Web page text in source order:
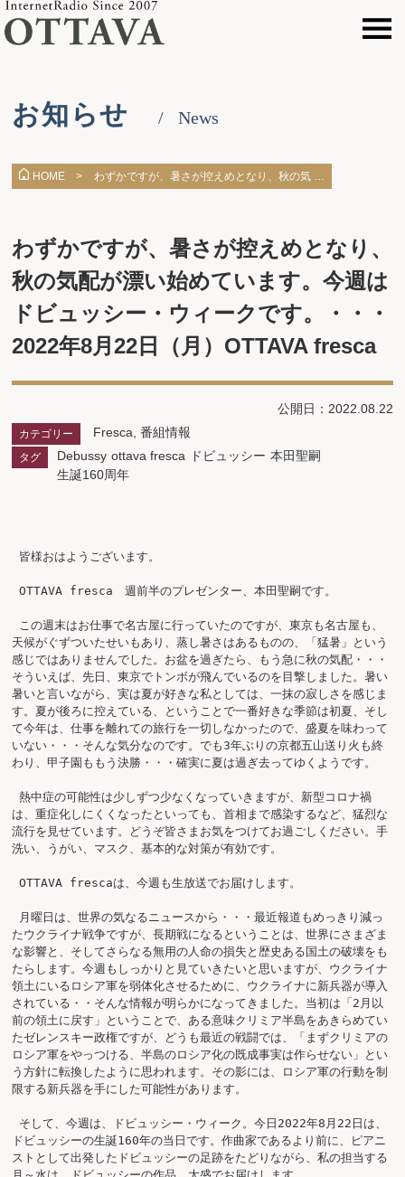
お知らせ News
HOME > わずかですが、暑さが控えめとなり、秋の気 …
わずかですが、暑さが控えめとなり、
秋の気配が漂い始めています。今週は
ドビュッシー・ウィークです。・・・
2022年8月22日（月）OTTAVA fresca
公開日：2022.08.22
カテゴリー Fresca ,番組情報
タグ Debussy ottava fresca ドビュッシー 本田聖嗣
生誕160周年
OTTAVA fresca　週前半のプレゼンター、本田聖嗣です。
天候がぐずついたせいもあり、蒸し暑さはあるものの、「猛暑」という
感じではありませんでした。お盆を過ぎたら、もう急に秋の気配・・・
そういえば、先日、東京でトンボが飛んでいるのを目撃しました。暑い
暑いと言いながら、実は夏が好きな私としては、一抹の寂しさを感じま
す。夏が後ろに控えている、ということで一番好きな季節は初夏、そし
て今年は、仕事を離れての旅行を一切しなかったので、盛夏を味わって
いない・・・そんな気分なのです。でも3年ぶりの京都五山送り火も終
わり、甲子園ももう決勝・・・確実に夏は過ぎ去ってゆくようです。
熱中症の可能性は少しずつ少なくなっていきますが、新型コロナ禍
は、重症化しにくくなったといっても、首相まで感染するなど、猛烈な
流行を見せています。どうぞ皆さまお気をつけてお過ごしください。手
洗い、うがい、マスク、基本的な対策が有効です。
OTTAVA frescaは、今週も生放送でお届けします。
たウクライナ戦争ですが、長期戦になるということは、世界にさまざま
な影響と、そしてさらなる無用の人命の損失と歴史ある国土の破壊をも
たらします。今週もしっかりと見ていきたいと思いますが、ウクライナ
領土にいるロシア軍を弱体化させるために、ウクライナに新兵器が導入
されている・・そんな情報が明らかになってきました。当初は「2月以
前の領土に戻す」ということで、ある意味クリミア半島をあきらめてい
たゼレンスキー政権ですが、どうも最近の戦闘では、「まずクリミアの
ロシア軍をやっつける、半島のロシア化の既成事実は作らせない」とい
う方針に転換したように思われます。その影には、ロシア軍の行動を制
限する新兵器を手にした可能性があります。
ドビュッシーの生誕160年の当日です。作曲家であるより前に、ピアニ
ストとして出発したドビュッシーの足跡をたどりながら、私の担当する